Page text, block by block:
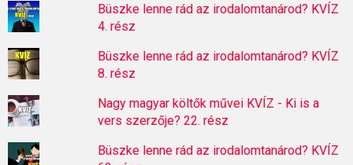
Büszke lenne rád az irodalomtanárod? KVÍZ
4. rész
Büszke lenne rád az irodalomtanárod? KVÍZ
8. rész
Nagy magyar költők művei KVÍZ - Ki is a
vers szerzője? 22. rész
Büszke lenne rád az irodalomtanárod? KVÍZ